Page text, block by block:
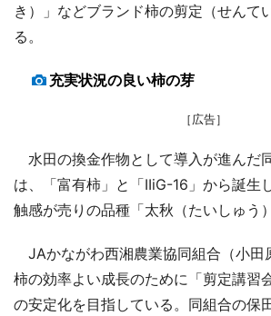
き）」などブランド柿の剪定（せんて
る。
充実状況の良い柿の芽
［広告］
水田の換金作物として導入が進んだ
は、「富有柿」と「IIiG-16」から誕生
触感が売りの品種「太秋（たいしゅう
JAかながわ西湘農業協同組合（小田
柿の効率よい成長のために「剪定講習
の安定化を目指している。同組合の保